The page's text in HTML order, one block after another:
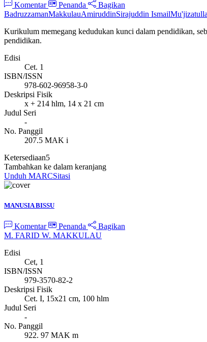
Komentar Penanda
Bagikan
BadruzzamanMakkulauAmiruddinSirajuddin Ismail
Kurikulum memegang kedudukan kunci dalam pendidikan,
pendidikan.
Edisi
Cet. 1
ISBN/ISSN
978-602-96958-3-0
Deskripsi Fisik
x + 214 hlm, 14 x 21 cm
Judul Seri
-
No. Panggil
207.5 MAK i
Ketersediaan5
Tambahkan ke dalam keranjang
Unduh MARCSitasi
MANUSIA BISSU
Komentar Penanda
Bagikan
M. FARID W. MAKKULAU
Edisi
Cet, 1
ISBN/ISSN
979-3570-82-2
Deskripsi Fisik
Cet. I, 15x21 cm, 100 hlm
Judul Seri
-
No. Panggil
922. 97 MAK m